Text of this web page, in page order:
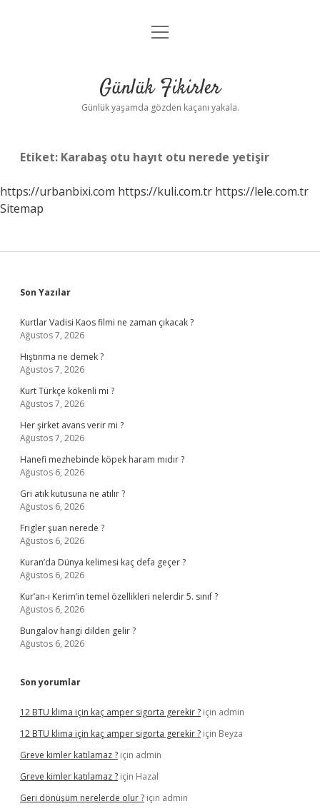
Anasayfa
Yasal Uyarı
menüyü
Günlük Fikirler
Günlük yaşamda gözden kaçanı yakala.
Etiket: Karabaş otu hayıt otu nerede yetişir
https://urbanbixi.com https://kuli.com.tr https://lele.com.tr
Sitemap
Sidebar
Son Yazılar
Kurtlar Vadisi Kaos filmi ne zaman çıkacak ?
Ağustos 7, 2026
Hıştınma ne demek ?
Ağustos 7, 2026
Kurt Türkçe kökenli mi ?
Ağustos 7, 2026
Her şirket avans verir mi ?
Ağustos 7, 2026
Hanefi mezhebinde köpek haram mıdır ?
Ağustos 6, 2026
Gri atık kutusuna ne atılır ?
Ağustos 6, 2026
Frigler şuan nerede ?
Ağustos 6, 2026
Kuran’da Dünya kelimesi kaç defa geçer ?
Ağustos 6, 2026
Kur’an-ı Kerim’in temel özellikleri nelerdir 5. sınıf ?
Ağustos 6, 2026
Bungalov hangi dilden gelir ?
Ağustos 6, 2026
Son yorumlar
12 BTU klima için kaç amper sigorta gerekir ? için admin
12 BTU klima için kaç amper sigorta gerekir ? için Beyza
Greve kimler katılamaz ? için admin
Greve kimler katılamaz ? için Hazal
Geri dönüşüm nerelerde olur ? için admin